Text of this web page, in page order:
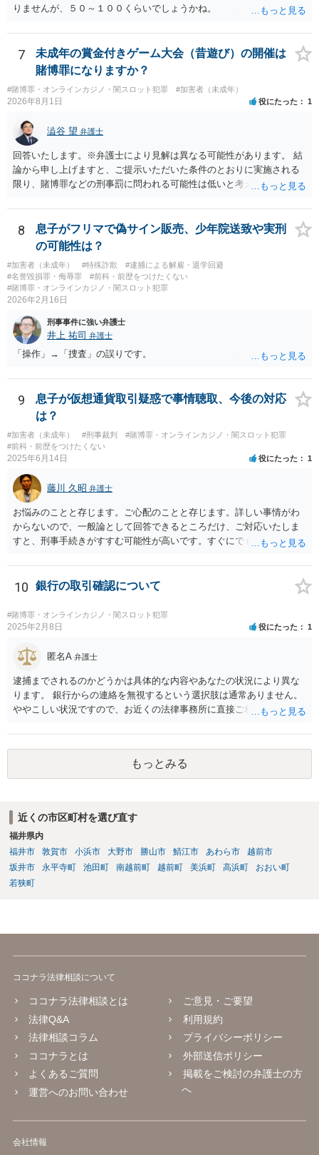
りませんが、５０～１００くらいでしょうかね。
7
未成年の賞金付きゲーム大会（昔遊び）の開催は
賭博罪になりますか？
#賭博罪・オンラインカジノ・闇スロット犯罪 #加害者（未成年）
2026年8月1日 役にたった 1
澁谷 望 弁護士
回答いたします。※弁護士により見解は異なる可能性があります。 結
論から申し上げますと、ご提示いただいた条件のとおりに実施される
限り、賭博罪などの刑事罰に問われる可能性は低いと考えられます
答】 賭博罪は、参加者が互いに財物を賭けてその得喪を争う場合に成
立します。 質問者様がご自身のポケットマネーから懸賞として賞金を
出し、参加者からの参加費が全額会場レンタル費用に充てられて賞金
原資と完全に分離されている場合、参加者が自らの財物を失うリスク
が存在しないため賭博罪には該当しないとする見解が一般的です。ま
た、利益を得る目的もないため賭博場開帳図利罪も成立しないと考え
られます。 【質問2への回答】 刑事上の問題は生じにくいものの、民
は事業者が顧客を誘引するためのものではないため対象外と考えられ
ますが、自治会館の利用規約（目的外利用や金銭徴収の可否など）へ
の抵触が問題となることがあります。 【質問3への回答】 主催者とし
とを明確にしておくことが大切です。また、自治会館の管理者に対
し、参加費の集金を含む利用目的を事前に正確に伝えて了解を得てお
8
息子がフリマで偽サイン販売、少年院送致や実刑
の可能性は？
#加害者（未成年） #特殊詐欺
#逮捕による解雇・退学回避
#名誉毀損罪・侮辱罪
#前科・前歴をつけたくない
#賭博罪・オンラインカジノ・闇スロット犯罪
2026年2月16日
刑事事件に強い弁護士
井上 祐司 弁護士
「操作」→「捜査」の誤りです。
9
息子が仮想通貨取引疑惑で事情聴取、今後の対応
は？
#加害者（未成年） #刑事裁判
#賭博罪・オンラインカジノ・闇スロット犯罪
#前科・前歴をつけたくない
2025年6月14日 役にたった 1
藤川 久昭 弁護士
お悩みのことと存じます。ご心配のことと存じます。詳しい事情がわ
からないので、一般論として回答できるところだけ、ご対応いたしま
すと、刑事手続きがすすむ可能性が高いです。すぐにでも弁護士に直
明するために、良い知恵を得るには必要だからです。刑事問題は早い
対応が不可欠です。すぐにでも、この手の問題に精通した弁護士等
に、ネットではなく直接相談されるのが良いと思われます。良い解決
になりますよう祈念しております。お力になりたいと思います。
10 銀行の取引確認について
#賭博罪・オンラインカジノ・闇スロット犯罪
2025年2月8日 役にたった 1
匿名A 弁護士
逮捕までされるのかどうかは具体的な内容やあなたの状況により異な
ります。 銀行からの連絡を無視するという選択肢は通常ありません。
ややこしい状況ですので、お近くの法律事務所に直接ご相談いただい
もっとみる
近くの市区町村を選び直す
福井県内
福井市
敦賀市 小浜市 大野市 勝山市 鯖江市 あわら市
越前市
坂井市
永平寺町 池田町 南越前町 越前町 美浜町 高浜町
おおい町
若狭町
ココナラ法律相談について
ココナラ法律相談とは
法律Q&A
法律相談コラム
ココナラとは
よくあるご質問
運営へのお問い合わせ
ご意見・ご要望
利用規約
プライバシーポリシー
外部送信ポリシー
掲載をご検討の弁護士の方
へ
会社情報